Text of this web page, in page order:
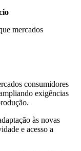
mercados
consumidores
exigências
às novas
e acesso a